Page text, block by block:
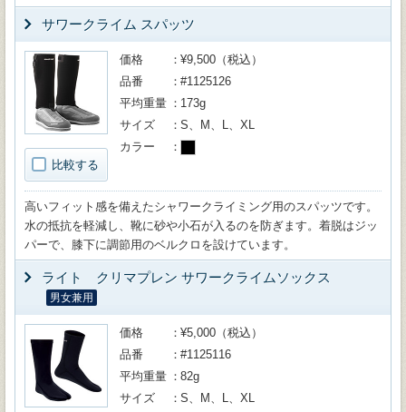
サワークライム スパッツ
比較する
価格
¥9,500（税込）
品番
#1125126
平均重量
173g
サイズ
S、M、L、XL
カラー
高いフィット感を備えたシャワークライミング用のスパッツです。
水の抵抗を軽減し、靴に砂や小石が入るのを防ぎます。着脱はジッ
パーで、膝下に調節用のベルクロを設けています。
ライト クリマプレン サワークライムソックス
男女兼用
価格
¥5,000（税込）
品番
#1125116
平均重量
82g
サイズ
S、M、L、XL